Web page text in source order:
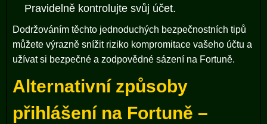
Pravidelně kontrolujte svůj účet.
Dodržováním těchto jednoduchých bezpečnostních tipů
můžete výrazně snížit riziko kompromitace vašeho účtu a
užívat si bezpečné a zodpovědné sázení na Fortuně.
Alternativní způsoby
přihlášení na Fortuně –